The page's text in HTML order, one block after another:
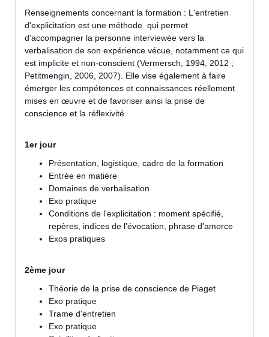
Renseignements concernant la formation : L'entretien
d'explicitation est une méthode qui permet
d'accompagner la personne interviewée vers la
verbalisation de son expérience vécue, notamment ce qui
est implicite et non-conscient (Vermersch, 1994, 2012 ;
Petitmengin, 2006, 2007). Elle vise également à faire
émerger les compétences et connaissances réellement
mises en œuvre et de favoriser ainsi la prise de
conscience et la réflexivité.
1er jour
Présentation, logistique, cadre de la formation
Entrée en matière
Domaines de verbalisation
Exo pratique
Conditions de l'explicitation : moment spécifié,
repères, indices de l'évocation, phrase d'amorce
Exos pratiques
2ème jour
Théorie de la prise de conscience de Piaget
Exo pratique
Trame d'entretien
Exo pratique